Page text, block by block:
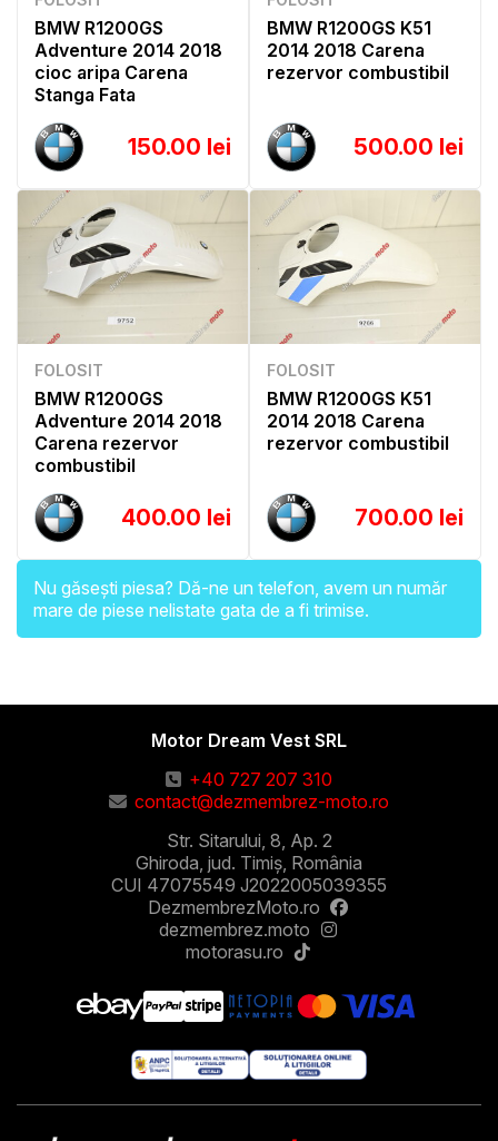
BMW R1200GS
Adventure 2014 2018
cioc aripa Carena
Stanga Fata
150.00 lei
BMW R1200GS K51
2014 2018 Carena
rezervor combustibil
500.00 lei
FOLOSIT
BMW R1200GS
Adventure 2014 2018
Carena rezervor
combustibil
400.00 lei
FOLOSIT
BMW R1200GS K51
2014 2018 Carena
rezervor combustibil
700.00 lei
Nu găsești piesa? Dă-ne un telefon, avem un număr
mare de piese nelistate gata de a fi trimise.
Motor Dream Vest SRL
+40 727 207 310
contact@dezmembrez-moto.ro
Str. Sitarului, 8, Ap. 2
Ghiroda, jud. Timiș, România
CUI 47075549 J2022005039355
DezmembrezMoto.ro
dezmembrez.moto
motorasu.ro